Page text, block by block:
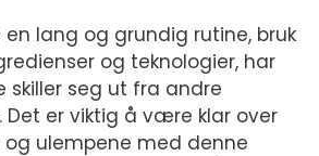
lang og grundig rutine, bruk
og teknologier, har
skiller seg ut fra andre
Det er viktig å være klar over
ulempene med denne